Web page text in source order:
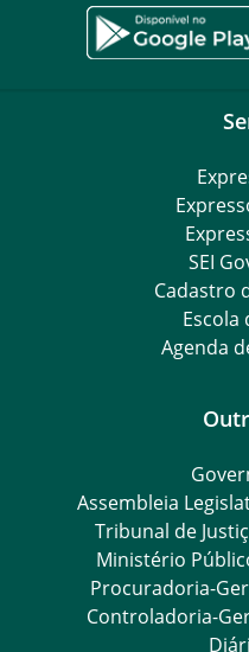
SEI
Cadastro
Escola
Agenda
Assembleia
Tribunal de
Ministério
Procuradoria-
Controladoria-